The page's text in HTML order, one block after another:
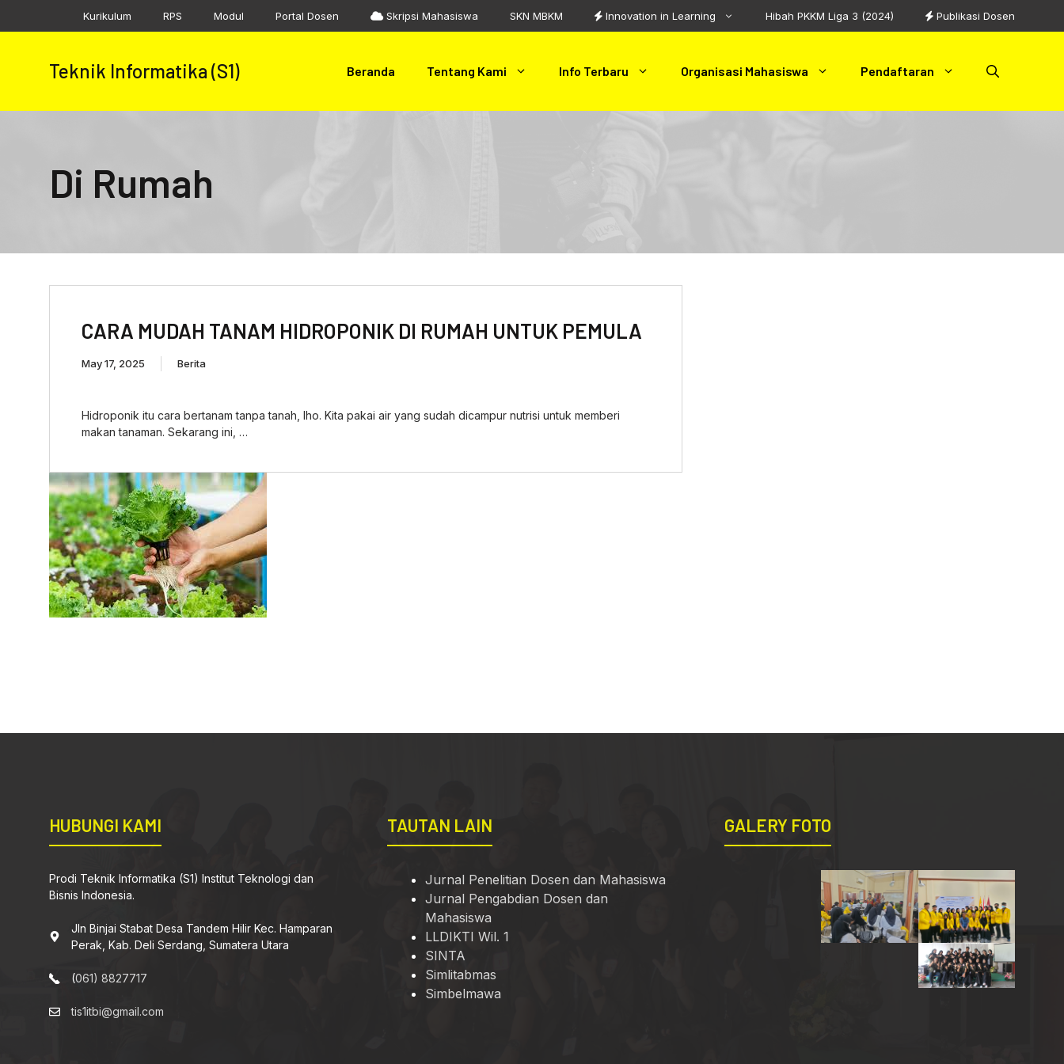
to
Kurikulum RPS Modul Portal Dosen Skripsi Mahasiswa SKN MBKM Innovation in Learning Hibah PKKM Liga 3 (2024) Publikasi Dosen
Teknik Informatika (S1) Beranda Tentang Kami Info Terbaru Organisasi Mahasiswa Pendaftaran
Di Rumah
CARA MUDAH TANAM HIDROPONIK DI RUMAH UNTUK PEMULA
May 17, 2025 Berita
Hidroponik itu cara bertanam tanpa tanah, lho. Kita pakai air yang sudah dicampur nutrisi untuk memberi
makan tanaman. Sekarang ini, …
HUBUNGI KAMI
Prodi Teknik Informatika (S1) Institut Teknologi dan
Bisnis Indonesia.
Jln Binjai Stabat Desa Tandem Hilir Kec. Hamparan
Perak, Kab. Deli Serdang, Sumatera Utara
(061) 8827717
tis1itbi@gmail.com
TAUTAN LAIN
Jurnal Penelitian Dosen dan Mahasiswa
Jurnal Pengabdian Dosen dan
Mahasiswa
LLDIKTI Wil. 1
SINTA
Simlitabmas
Simbelmawa
GALERY FOTO